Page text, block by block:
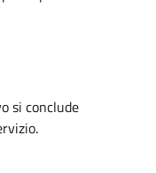
si conclude